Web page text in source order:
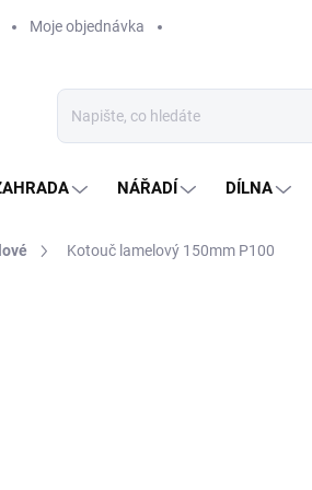
Moje objednávka
NÁŘADÍ DÍLNA
Kotouč lamelový 150mm P100